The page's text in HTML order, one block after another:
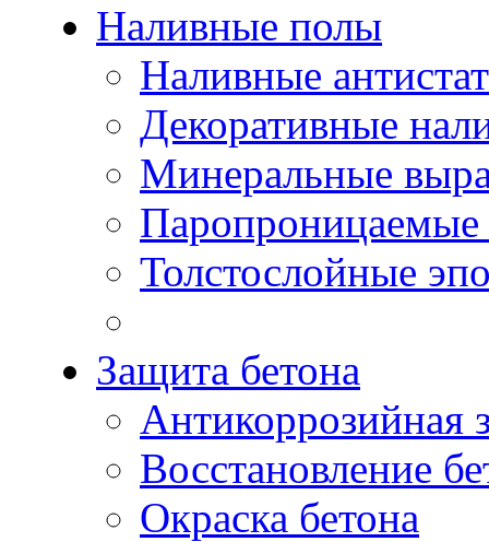
Наливные полы
Наливные
Декоративные
Минеральные
Толстослойные
Защита бетона
Антикоррозийная
Восстановление
Окраска бетона